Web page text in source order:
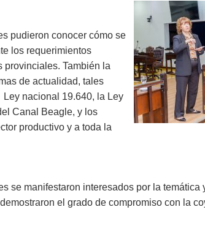
pudieron conocer cómo se
los requerimientos
provinciales. También la
de actualidad, tales
nacional 19.640, la Ley
Canal Beagle, y los
productivo y a toda la
se manifestaron interesados por la temática
el grado de compromiso con la